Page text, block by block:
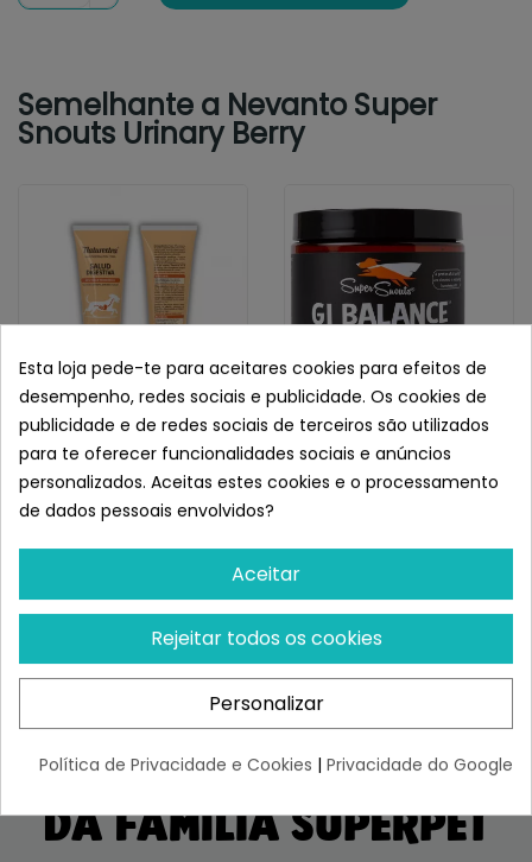
Semelhante a Nevanto Super
Snouts Urinary Berry
NATUREXTRA
Naturextra Snack
Funcional Para Perros
Salud...
SUPER SNOUTS
Nevanto Super Snouts GI
Balance Prebiótico
FAZ PARTE
DA FAMÍLIA SUPERPET
Esta loja pede-te para aceitares cookies para efeitos de
desempenho, redes sociais e publicidade. Os cookies de
publicidade e de redes sociais de terceiros são utilizados
para te oferecer funcionalidades sociais e anúncios
personalizados. Aceitas estes cookies e o processamento
de dados pessoais envolvidos?
Aceitar
Rejeitar todos os cookies
Personalizar
Política de Privacidade e Cookies | Privacidade do Google